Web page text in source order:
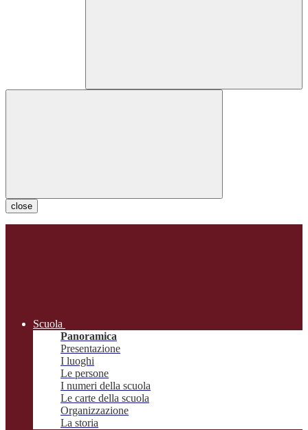
close
Scuola
Panoramica
Presentazione
I luoghi
Le persone
I numeri della scuola
Le carte della scuola
Organizzazione
La storia